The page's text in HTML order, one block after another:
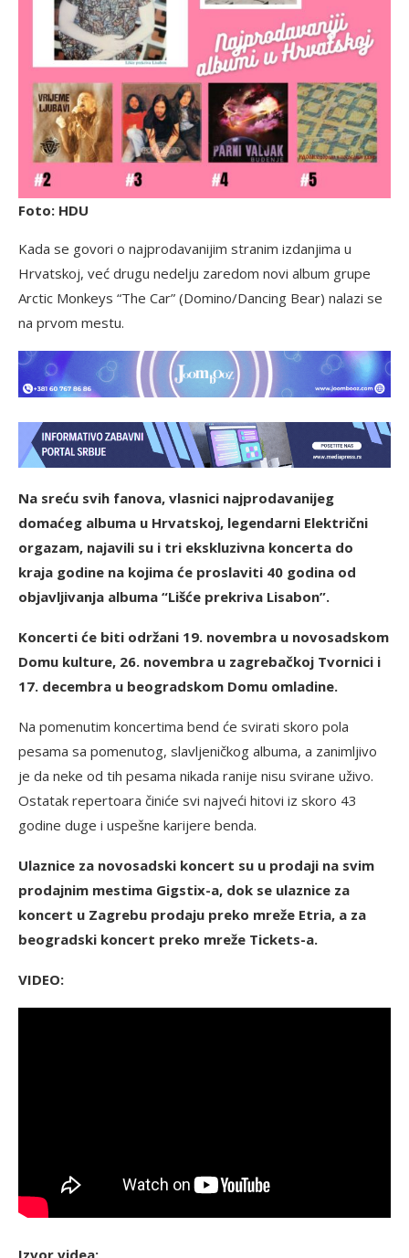
Foto: HDU
Kada se govori o najprodavanijim stranim izdanjima u
Hrvatskoj, već drugu nedelju zaredom novi album grupe
Arctic Monkeys “The Car” (Domino/Dancing Bear) nalazi se
na prvom mestu.
Na sreću svih fanova, vlasnici najprodavanijeg
domaćeg albuma u Hrvatskoj, legendarni Električni
orgazam, najavili su i tri ekskluzivna koncerta do
kraja godine na kojima će proslaviti 40 godina od
objavljivanja albuma “Lišće prekriva Lisabon”.
Koncerti će biti održani 19. novembra u novosadskom
Domu kulture, 26. novembra u zagrebačkoj Tvornici i
17. decembra u beogradskom Domu omladine.
Na pomenutim koncertima bend će svirati skoro pola
pesama sa pomenutog, slavljeničkog albuma, a zanimljivo
je da neke od tih pesama nikada ranije nisu svirane uživo.
Ostatak repertoara činiće svi najveći hitovi iz skoro 43
godine duge i uspešne karijere benda.
Ulaznice za novosadski koncert su u prodaji na svim
prodajnim mestima Gigstix-a, dok se ulaznice za
koncert u Zagrebu prodaju preko mreže Etria, a za
beogradski koncert preko mreže Tickets-a.
VIDEO:
Izvor videa: